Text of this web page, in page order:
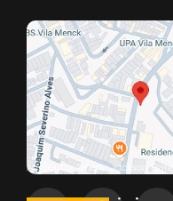
Mapa
Av. Doutor Alberto Jackson